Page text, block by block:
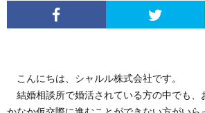
こんにちは、シャルル株式会社です。
結婚相談所で婚活されている方の中でも、